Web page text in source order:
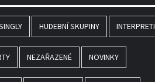
HUDEBNÍ SKUPINY INTERPRETI
NEZAŘAZENÉ NOVINKY